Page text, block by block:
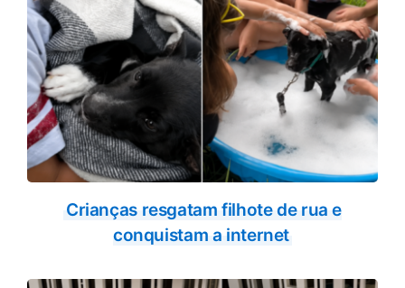
Crianças resgatam filhote de rua e
conquistam a internet